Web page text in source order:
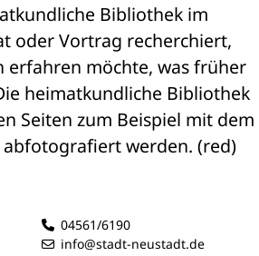
Bibliothek im
oder Vortrag recherchiert,
erfahren möchte, was früher
heimatkundliche Bibliothek
Seiten zum Beispiel mit dem
werden. (red)
04561/6190
info@stadt-neustadt.de